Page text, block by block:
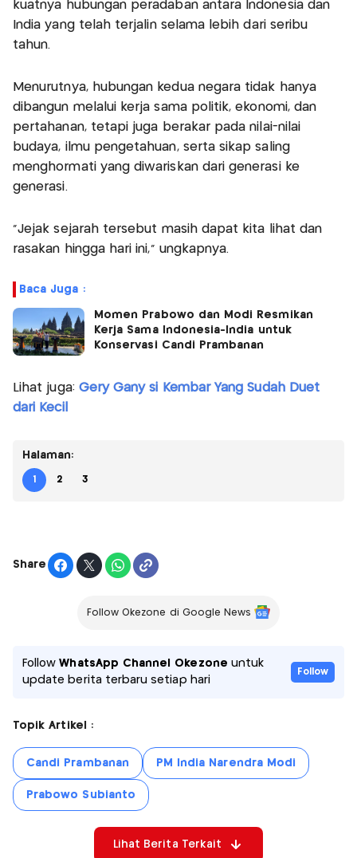
kuatnya hubungan peradaban antara Indonesia dan
India yang telah terjalin selama lebih dari seribu
tahun.
Menurutnya, hubungan kedua negara tidak hanya
dibangun melalui kerja sama politik, ekonomi, dan
pertahanan, tetapi juga berakar pada nilai-nilai
budaya, ilmu pengetahuan, serta sikap saling
menghormati yang diwariskan dari generasi ke
generasi.
“Jejak sejarah tersebut masih dapat kita lihat dan
rasakan hingga hari ini,” ungkapnya.
Baca Juga :
Momen Prabowo dan Modi Resmikan
Kerja Sama Indonesia-India untuk
Konservasi Candi Prambanan
Lihat juga: Gery Gany si Kembar Yang Sudah Duet
dari Kecil
Halaman:
1 2 3
Share
Follow Okezone di Google News
FollowWhatsApp Channel Okezone untuk
update berita terbaru setiap hari
Follow
Topik Artikel :
Candi Prambanan PM India Narendra Modi
Prabowo Subianto
Lihat Berita Terkait